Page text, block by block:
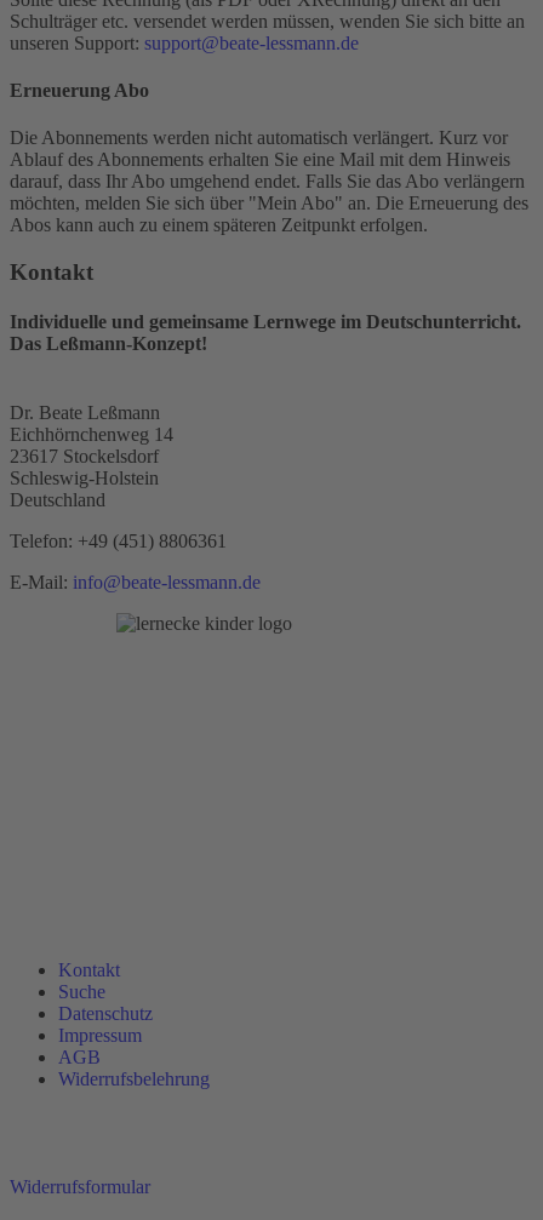
Schulträger etc. versendet werden müssen, wenden Sie sich bitte an
unseren Support: support@beate-lessmann.de
Erneuerung Abo
Die Abonnements werden nicht automatisch verlängert. Kurz vor
Ablauf des Abonnements erhalten Sie eine Mail mit dem Hinweis
darauf, dass Ihr Abo umgehend endet. Falls Sie das Abo verlängern
möchten, melden Sie sich über "Mein Abo" an. Die Erneuerung des
Abos kann auch zu einem späteren Zeitpunkt erfolgen.
Kontakt
Individuelle und gemeinsame Lernwege im Deutschunterricht.
Das Leßmann-Konzept!
Dr. Beate Leßmann
Eichhörnchenweg 14
23617 Stockelsdorf
Schleswig-Holstein
Deutschland
Telefon: +49 (451) 8806361
E-Mail: info@beate-lessmann.de
Kontakt
Suche
Datenschutz
Impressum
AGB
Widerrufsbelehrung
Widerrufsformular